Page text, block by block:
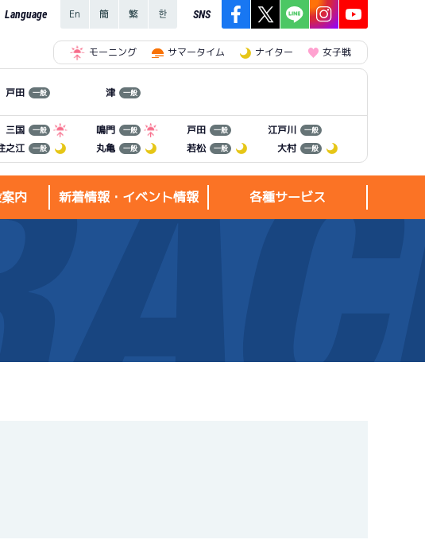
Language SNS
モーニング サマータイム ナイター 女子戦
戸田 一般 津 一般
三国 一般 鳴門 一般 戸田 一般 江戸川 一般
之江 一般 丸亀 一般 若松 一般 大村 一般
内 新着情報・イベント情報 各種サービス